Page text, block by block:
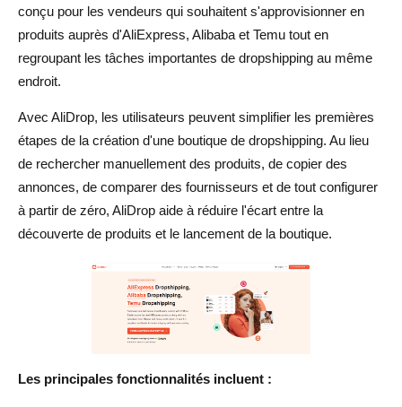
conçu pour les vendeurs qui souhaitent s'approvisionner en
produits auprès d'AliExpress, Alibaba et Temu tout en
regroupant les tâches importantes de dropshipping au même
endroit.
Avec AliDrop, les utilisateurs peuvent simplifier les premières
étapes de la création d'une boutique de dropshipping. Au lieu
de rechercher manuellement des produits, de copier des
annonces, de comparer des fournisseurs et de tout configurer
à partir de zéro, AliDrop aide à réduire l'écart entre la
découverte de produits et le lancement de la boutique.
Les principales fonctionnalités incluent :